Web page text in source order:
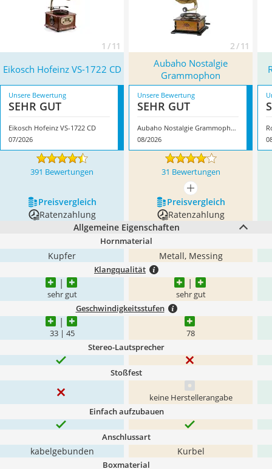
1 / 11 2 / 11
Eikosch Hofeinz VS-1722 CD
Aubaho Nostalgie
Grammophon
Unsere Bewertung
SEHR GUT
Eikosch Hofeinz VS-1722 CD
07/2026
Unsere Bewertung
SEHR GUT
Aubaho Nostalgie Grammophon
08/2026
391 Bewertungen 31 Bewertungen
mehr anzeigen
Preis­vergleich
Preis­vergleich
Ratenzahlung
Ratenzahlung
Allgemeine Eigenschaften
Hornmaterial
Kupfer Metall, Messing
Klangqualität
sehr gut sehr gut
Geschwindigkeitsstufen
33 | 45 78
Stereo-Lautsprecher
Stoßfest
keine Herstellerangabe
Einfach aufzubauen
Anschlussart
kabelgebunden Kurbel
Boxmaterial